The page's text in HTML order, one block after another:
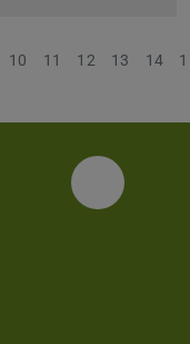
10 11 12 13 14
YouTube